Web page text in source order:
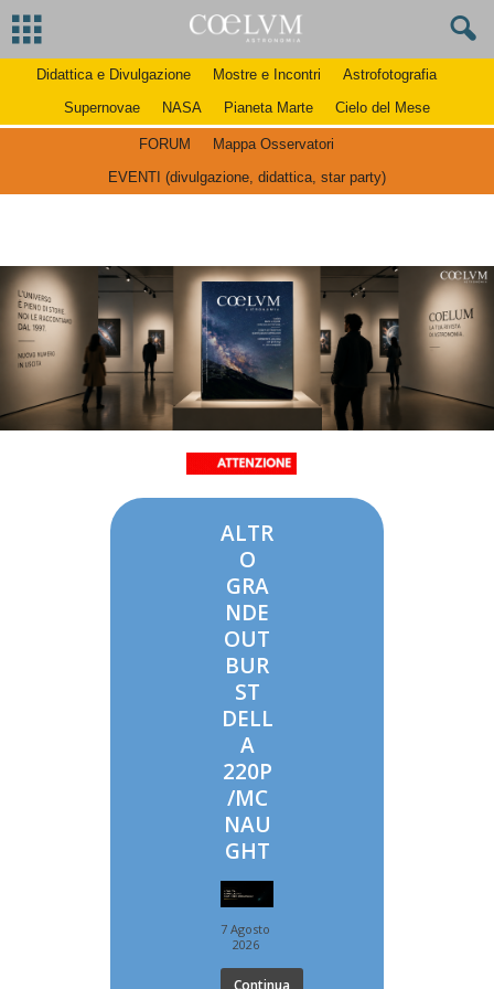
Didattica e Divulgazione Mostre e Incontri
Astrofotografia
Supernovae
NASA Pianeta Marte Cielo del Mese
FORUM
Mappa Osservatori
EVENTI (divulgazione, didattica, star party)
ALTR
O
GRA
NDE
OUT
BUR
ST
DELL
A
220P
/MC
NAU
GHT
7 Agosto
2026
Continua